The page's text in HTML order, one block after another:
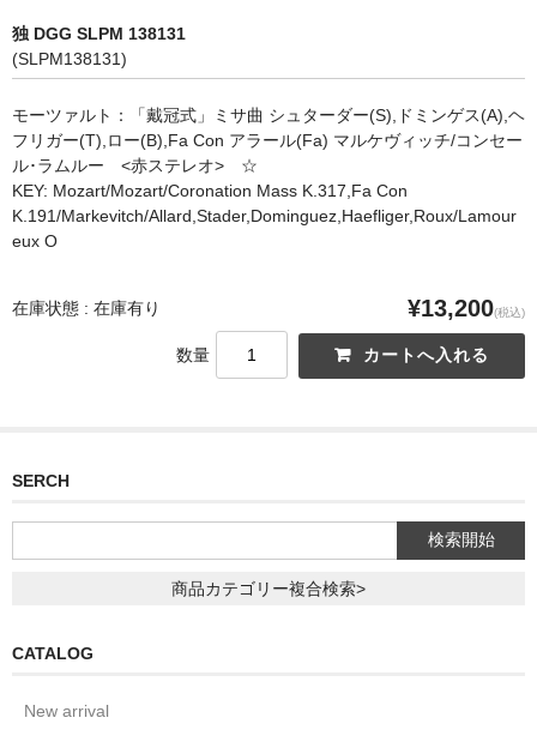
PICK UP
ORDER
NEWS
CONTACT
独 DGG SLPM 138131
(SLPM138131)
モーツァルト：「戴冠式」ミサ曲 シュターダー(S),ドミンゲス(A),ヘ
フリガー(T),ロー(B),Fa Con アラール(Fa) マルケヴィッチ/コンセー
ル･ラムルー <赤ステレオ> ☆
KEY: Mozart/Mozart/Coronation Mass K.317,Fa Con
K.191/Markevitch/Allard,Stader,Dominguez,Haefliger,Roux/Lamour
eux O
在庫状態 : 在庫有り ¥13,200(税込)
数量
SERCH
商品カテゴリー複合検索>
CATALOG
New arrival